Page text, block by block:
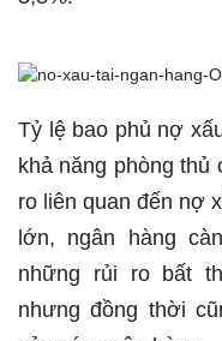
Tỷ lệ bao phủ nợ
khả năng phòng
ro liên quan đến nợ
lớn, ngân hàng
những rủi ro bất
nhưng đồng thời